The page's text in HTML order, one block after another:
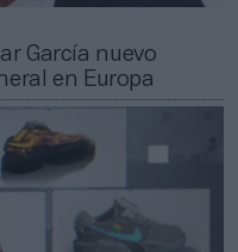
García nuevo
en Europa